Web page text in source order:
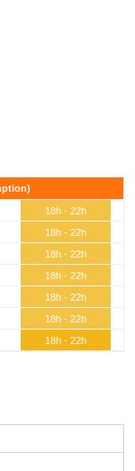
18h - 22h
18h - 22h
18h - 22h
18h - 22h
18h - 22h
18h - 22h
18h - 22h